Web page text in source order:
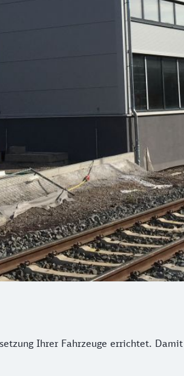
Ihrer Fahrzeuge errichtet.